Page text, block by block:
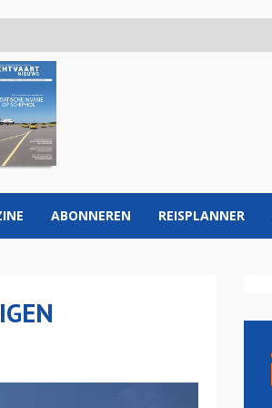
ABONNEREN REISPLANNER